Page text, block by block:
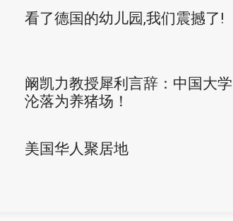
看了德国的幼儿园,我们震撼了!
阚凯力教授犀利言辞：中国大
沦落为养猪场！
美国华人聚居地